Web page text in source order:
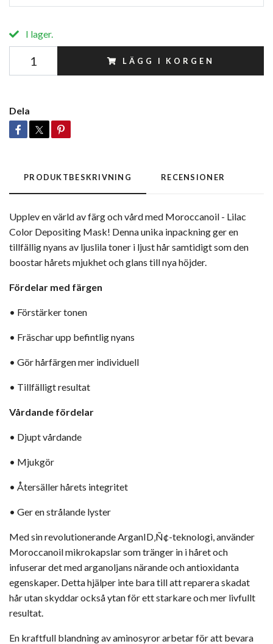
I lager.
LÄGG I KORGEN
Dela
PRODUKTBESKRIVNING RECENSIONER
Upplev en värld av färg och vård med Moroccanoil - Lilac
Color Depositing Mask! Denna unika inpackning ger en
tillfällig nyans av ljuslila toner i ljust hår samtidigt som den
boostar hårets mjukhet och glans till nya höjder.
Fördelar med färgen
• Förstärker tonen
• Fräschar upp befintlig nyans
• Gör hårfärgen mer individuell
• Tillfälligt resultat
Vårdande fördelar
• Djupt vårdande
• Mjukgör
• Återsäller hårets integritet
• Ger en strålande lyster
Med sin revolutionerande ArganID‚Ñ¢-teknologi, använder
Moroccanoilmikrokapslar som tränger in i håret och
infuserar det med arganoljans närande och antioxidanta
egenskaper. Detta hjälper inte bara till att reparera skadat
hår utan skyddar också ytan för ett starkare och mer livfullt
resultat.
En kraftfull blandning av aminosyror arbetar för att bevara